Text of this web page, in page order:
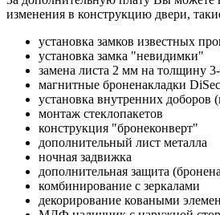
изменения в конструкцию двери,
установка замков известных
установка замка "невидимки"
замена листа 2 мм на толщину
магнитные броненакладки DiSec
установка внутренних доборов
монтаж стеклопакетов
конструкция "бронеконверт"
дополнительный лист металла
ночная задвижка
дополнительная защита
комбинирование с зеркалами
декорирование коваными